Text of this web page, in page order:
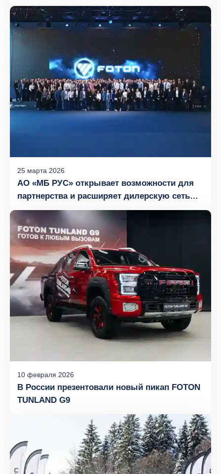
25 марта 2026
АО «МБ РУС» открывает возможности для
партнерства и расширяет дилерскую сеть
FOTON в России
10 февраля 2026
В России презентовали новый пикап FOTON
TUNLAND G9